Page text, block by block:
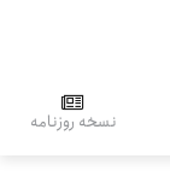
نسخه روزنامه